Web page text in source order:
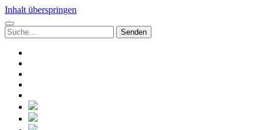
Inhalt überspringen
Suchen
nach:
social_icon_custom_1
social_icon_custom_2